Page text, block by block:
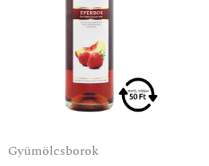
Gyümölcsborok